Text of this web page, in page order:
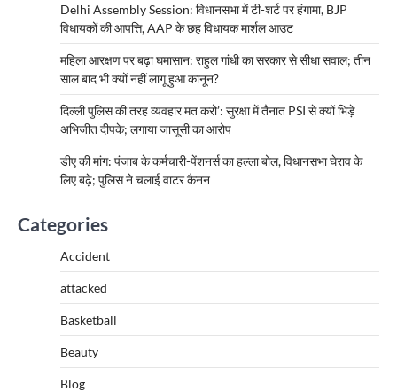
Delhi Assembly Session: विधानसभा में टी-शर्ट पर हंगामा, BJP
विधायकों की आपत्ति, AAP के छह विधायक मार्शल आउट
महिला आरक्षण पर बढ़ा घमासान: राहुल गांधी का सरकार से सीधा सवाल; तीन
साल बाद भी क्यों नहीं लागू हुआ कानून?
दिल्ली पुलिस की तरह व्यवहार मत करो’: सुरक्षा में तैनात PSI से क्यों भिड़े
अभिजीत दीपके; लगाया जासूसी का आरोप
डीए की मांग: पंजाब के कर्मचारी-पेंशनर्स का हल्ला बोल, विधानसभा घेराव के
लिए बढ़े; पुलिस ने चलाई वाटर कैनन
Categories
Accident
attacked
Basketball
Beauty
Blog